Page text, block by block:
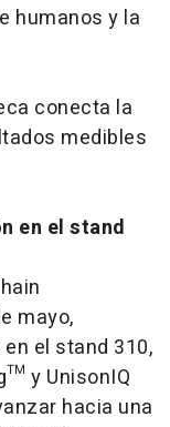
humanos y la
conecta la
medibles
en el stand
mayo,
el stand 310,
y UnisonIQ
hacia una